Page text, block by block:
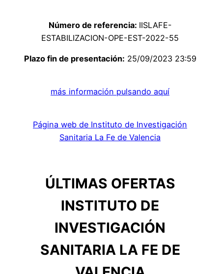
Número de referencia: IISLAFE-
ESTABILIZACION-OPE-EST-2022-55
Plazo fin de presentación: 25/09/2023 23:59
más información pulsando aquí
Página web de Instituto de Investigación
Sanitaria La Fe de Valencia
ÚLTIMAS OFERTAS
INSTITUTO DE
INVESTIGACIÓN
SANITARIA LA FE DE